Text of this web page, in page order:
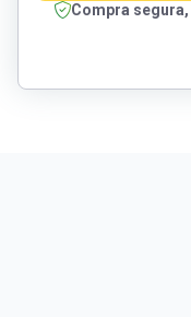
Compra segura,